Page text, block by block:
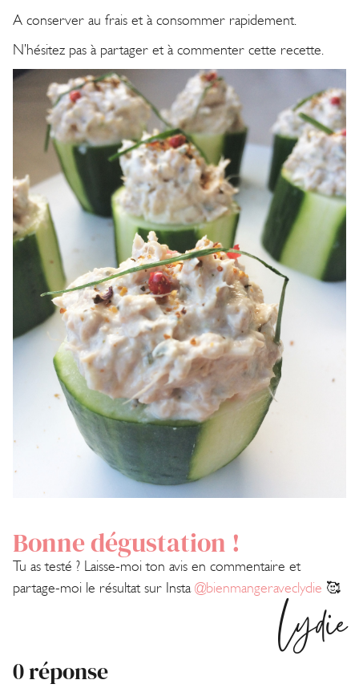
A conserver au frais et à consommer rapidement.
N’hésitez pas à partager et à commenter cette recette.
Bonne dégustation !
Tu as testé ? Laisse-moi ton avis en commentaire et
partage-moi le résultat sur Insta @bienmangeraveclydie 🥰
Lydie
0 réponse